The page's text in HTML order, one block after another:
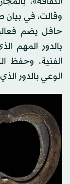
وقالت، في بيان
حافل يضم
بالدور المهم
الفنية، وحفظ
الوعي بالدور